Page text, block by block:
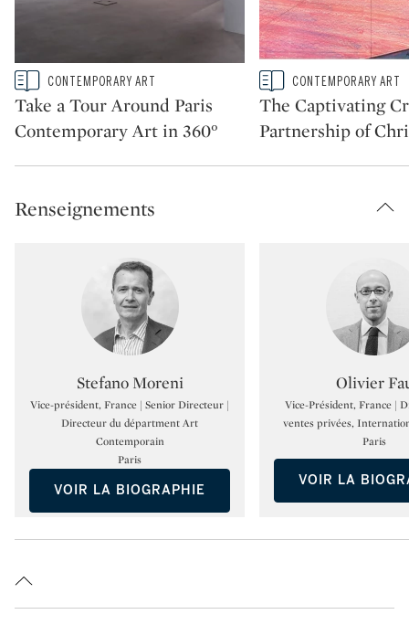
Type: story
CATEGORY:CONTEMPORARY ART
Take a Tour Around Paris
Contemporary Art in 360°
Type: story
CATEGORY:CONTEMPORARY ART
The Captivating
Partnership of
Renseignements
Type: specialist
Stefano Moreni
Vice-président, France | Senior Directeur |
Directeur du départment Art
Contemporain
Paris
VOIR LA BIOGRAPHIE
Olivier
Vice-Président, France |
ventes privées,
Paris
VOIR LA